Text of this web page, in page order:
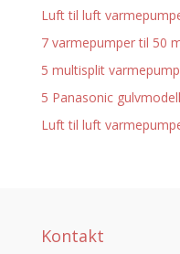
Luft til luft
7 varmepumper til 50
5 multisplit
5 Panasonic
Luft til luft
Kontakt